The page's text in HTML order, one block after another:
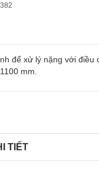
để xử lý nặng với điều
mm.
TIẾT